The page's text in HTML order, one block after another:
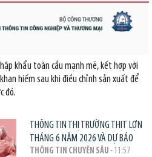
khẩu toàn cầu mạnh mẽ, kết hợp với
hiếm sau khi điều chỉnh sản xuất để
đó.
THÔNG TIN THỊ TRƯỜNG THỊT LỢN
THÁNG 6 NĂM 2026 VÀ DỰ BÁO
THÔNG TIN CHUYÊN SÂU - 11:57